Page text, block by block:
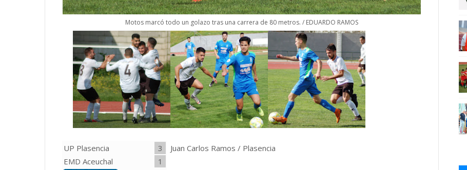
Motos marcó todo un golazo tras una carrera de 80 metros. / EDUARDO RAMOS
UP Plasencia
3
EMD Aceuchal
1
Juan Carlos Ramos / Plasencia